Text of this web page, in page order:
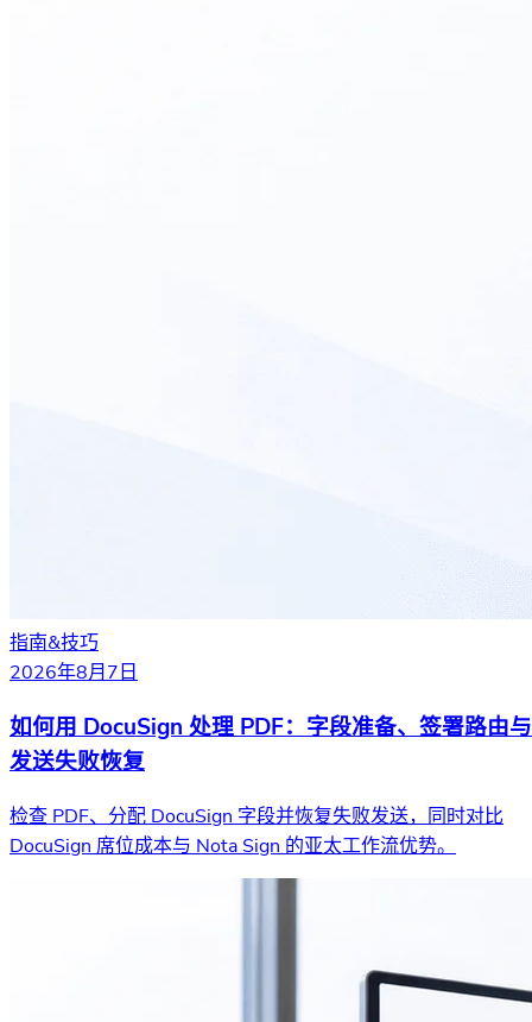
指南&技巧
2026年8月7日
如何用 DocuSign 处理 PDF：字段准备、签署路由与
发送失败恢复
检查 PDF、分配 DocuSign 字段并恢复失败发送，同时对比
DocuSign 席位成本与 Nota Sign 的亚太工作流优势。